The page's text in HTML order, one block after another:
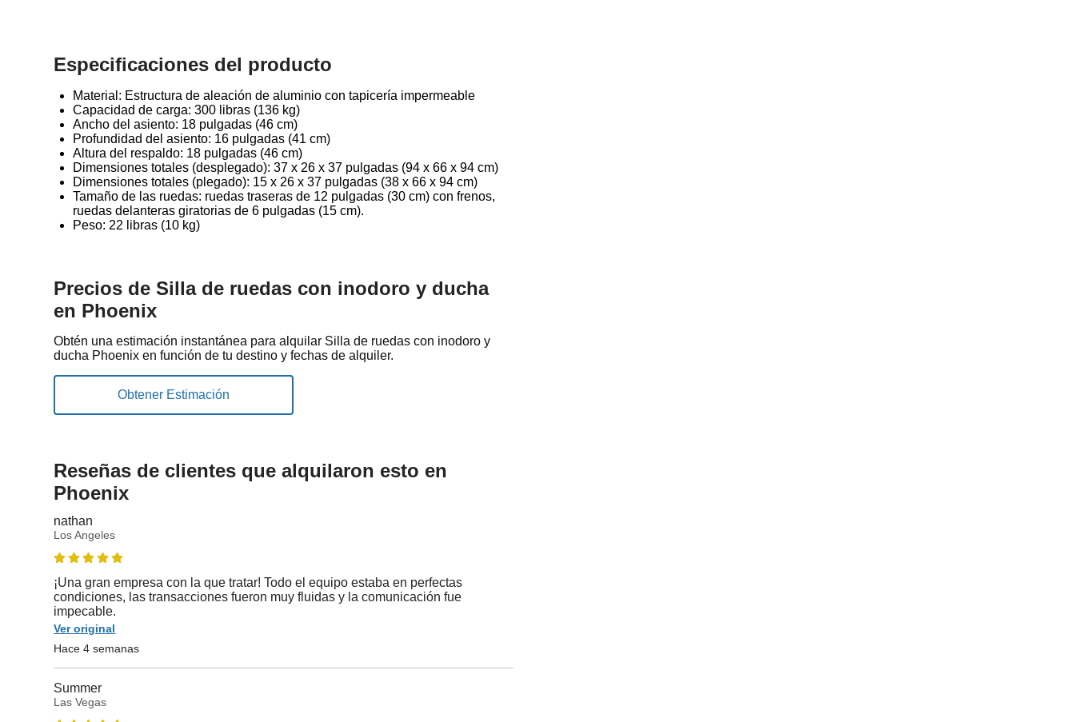
Especificaciones del producto
Material: Estructura de aleación de aluminio con tapicería impermeable
Capacidad de carga: 300 libras (136 kg)
Ancho del asiento: 18 pulgadas (46 cm)
Profundidad del asiento: 16 pulgadas (41 cm)
Altura del respaldo: 18 pulgadas (46 cm)
Dimensiones totales (desplegado): 37 x 26 x 37 pulgadas (94 x 66 x 94 cm)
Dimensiones totales (plegado): 15 x 26 x 37 pulgadas (38 x 66 x 94 cm)
Tamaño de las ruedas: ruedas traseras de 12 pulgadas (30 cm) con frenos,
ruedas delanteras giratorias de 6 pulgadas (15 cm).
Peso: 22 libras (10 kg)
Precios de Silla de ruedas con inodoro y ducha
en Phoenix
Obtén una estimación instantánea para alquilar Silla de ruedas con inodoro y
ducha Phoenix en función de tu destino y fechas de alquiler.
Reseñas de clientes que alquilaron esto en
Phoenix
nathan
Los Angeles
¡Una gran empresa con la que tratar! Todo el equipo estaba en perfectas
condiciones, las transacciones fueron muy fluidas y la comunicación fue
impecable.
Ver original
Hace 4 semanas
Summer
Las Vegas